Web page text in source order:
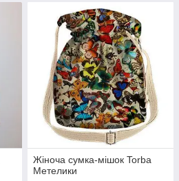
Жіноча сумка-мішок Torba
Метелики